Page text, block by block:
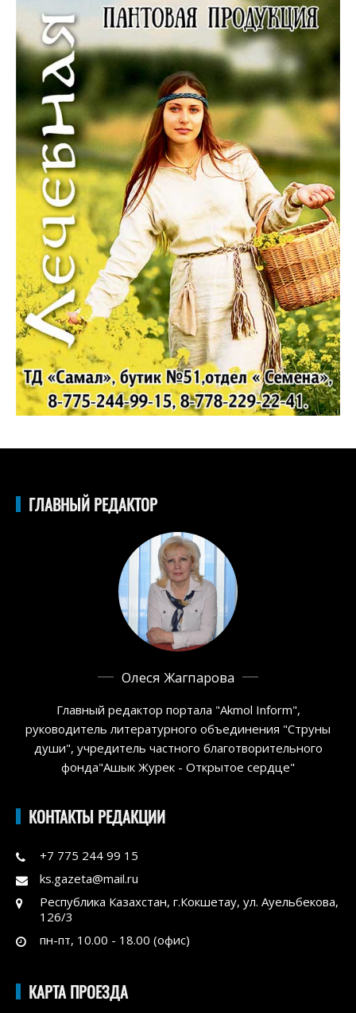
ГЛАВНЫЙ РЕДАКТОР
Олеся Жагпарова
Главный редактор портала "Akmol Inform",
руководитель литературного объединения "Струны
души", учредитель частного благотворительного
фонда"Ашык Журек - Открытое сердце"
КОНТАКТЫ РЕДАКЦИИ
+7 775 244 99 15
ks.gazeta@mail.ru
Республика Казахстан, г.Кокшетау, ул. Ауельбекова,
126/3
пн-пт, 10.00 - 18.00 (офис)
КАРТА ПРОЕЗДА